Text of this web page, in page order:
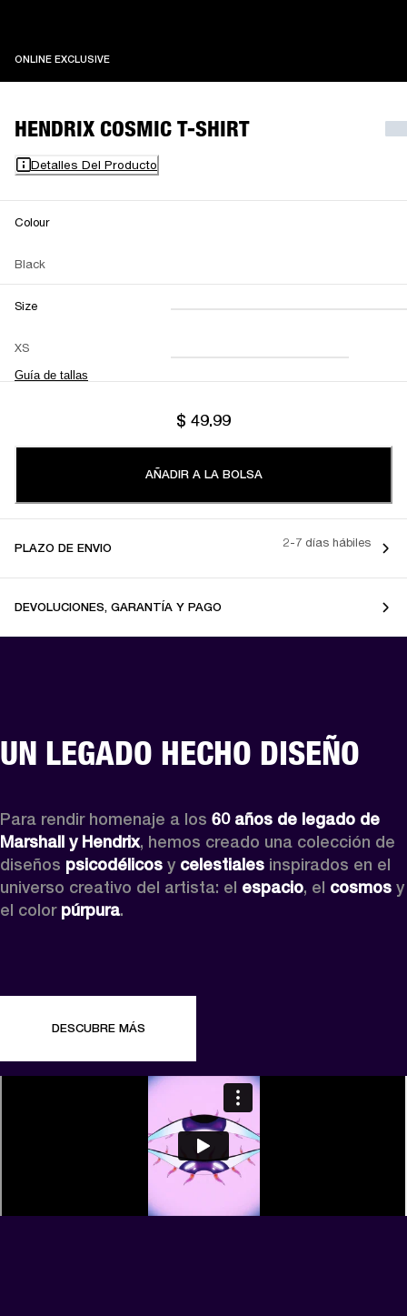
ONLINE EXCLUSIVEONLINE EXCLUSIVE
HENDRIX COSMIC T-SHIRT
Detalles Del Producto
Colour
Black
Size
XS
Guía de tallas
XXS XS S M
L XL XXL
$ 49.99
AÑADIR A LA BOLSA
PLAZO DE ENVIO 2-7 días hábiles
DEVOLUCIONES, GARANTÍA Y PAGO
UN LEGADO HECHO DISEÑO
Para rendir homenaje a los 60 años de legado de
Marshall y Hendrix, hemos creado una colección de
diseños psicodélicos y celestiales inspirados en el
universo creativo del artista: el espacio, el cosmos y
el color púrpura.
DESCUBRE MÁS